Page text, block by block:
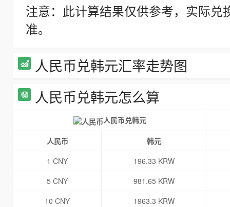
注意：此计算结果仅供参考，实际
准。
人民币兑韩元汇率走势图
人民币兑韩元怎么算
人民币兑韩元
人民币
韩元
1 CNY
196.33 KRW
5 CNY
981.65 KRW
10 CNY
1963.3 KRW